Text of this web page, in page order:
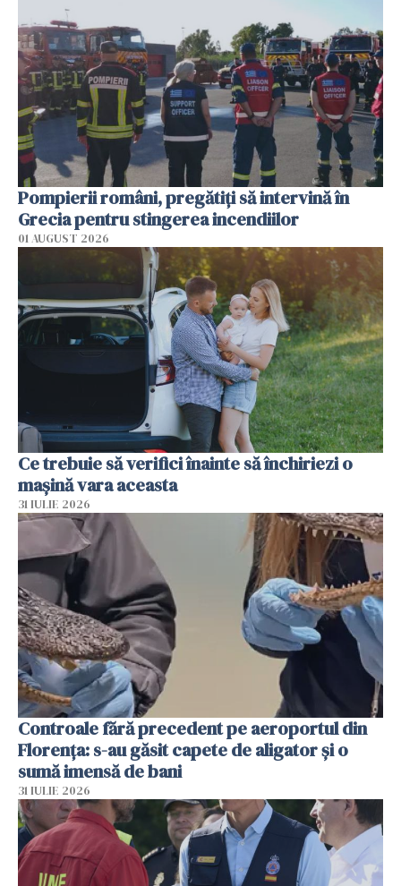
Pompierii români, pregătiţi să intervină în
Grecia pentru stingerea incendiilor
01 AUGUST 2026
Ce trebuie să verifici înainte să închiriezi o
mașină vara aceasta
31 IULIE 2026
Controale fără precedent pe aeroportul din
Florența: s-au găsit capete de aligator și o
sumă imensă de bani
31 IULIE 2026